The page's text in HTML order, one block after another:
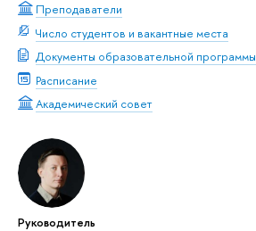
Преподаватели
Число студентов и вакантные места
Документы образовательной программы
Расписание
Академический совет
Руководитель